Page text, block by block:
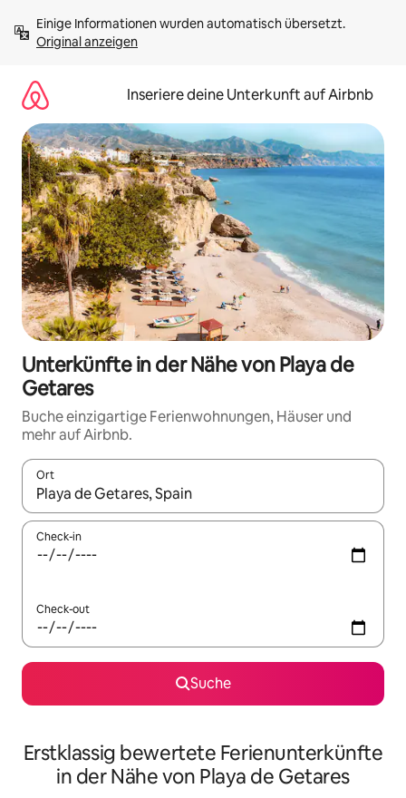
Inhalten
springenOriginal anzeigen
Inseriere deine Unterkunft auf Airbnb
Unterkünfte in der Nähe von Playa de
Getares
Buche einzigartige Ferienwohnungen, Häuser und
mehr auf Airbnb.
Ort
Wenn Ergebnisse verfügbar sind, navigiere mit den
Check-in
Check-out
Suche
Erstklassig bewertete Ferienunterkünfte
in der Nähe von Playa de Getares